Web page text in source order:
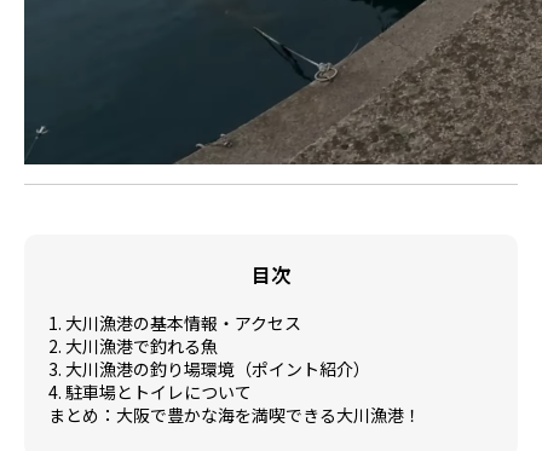
目次
1. 大川漁港の基本情報・アクセス
2. 大川漁港で釣れる魚
3. 大川漁港の釣り場環境（ポイント紹介）
4. 駐車場とトイレについて
まとめ：大阪で豊かな海を満喫できる大川漁港！